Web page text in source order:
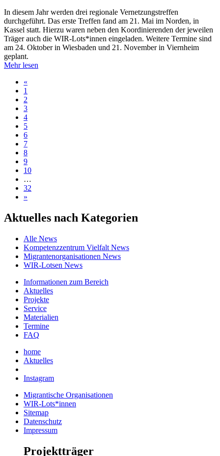
In diesem Jahr werden drei regionale Vernetzungstreffen
durchgeführt. Das erste Treffen fand am 21. Mai im Norden, in
Kassel statt. Hierzu waren neben den Koordinierenden der jeweilen
Träger auch die WIR-Lots*innen eingeladen. Weitere Termine sind
am 24. Oktober in Wiesbaden und 21. November in Viernheim
geplant.
Mehr lesen
«
1
2
3
4
5
6
7
8
9
10
…
32
»
Aktuelles nach Kategorien
Alle News
Kompetenzzentrum Vielfalt News
Migrantenorganisationen News
WIR-Lotsen News
Informationen zum Bereich
Aktuelles
Projekte
Service
Materialien
Termine
FAQ
home
Aktuelles
Instagram
Migrantische Organisationen
WIR-Lots*innen
Sitemap
Datenschutz
Impressum
Projektträger